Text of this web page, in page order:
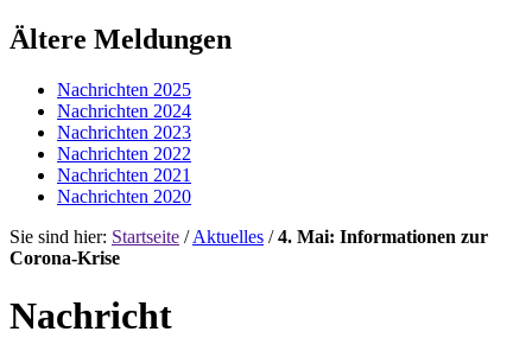
Ältere Meldungen
Nachrichten 2025
Nachrichten 2024
Nachrichten 2023
Nachrichten 2022
Nachrichten 2021
Nachrichten 2020
Sie sind hier: Startseite /Aktuelles /4. Mai: Informationen zur
Corona-Krise
Nachricht